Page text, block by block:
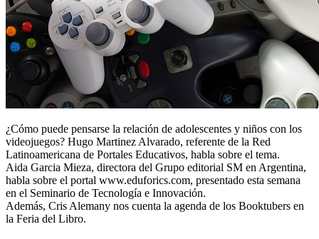
¿Cómo puede pensarse la relación de adolescentes y niños con los
videojuegos? Hugo Martinez Alvarado, referente de la Red
Latinoamericana de Portales Educativos, habla sobre el tema.
Aida Garcia Mieza, directora del Grupo editorial SM en Argentina,
habla sobre el portal www.eduforics.com, presentado esta semana
en el Seminario de Tecnología e Innovación.
Además, Cris Alemany nos cuenta la agenda de los Booktubers en
la Feria del Libro.